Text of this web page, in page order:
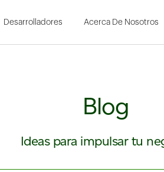
Desarrolladores Acerca De Nosotros
Blog
Ideas para impulsar tu